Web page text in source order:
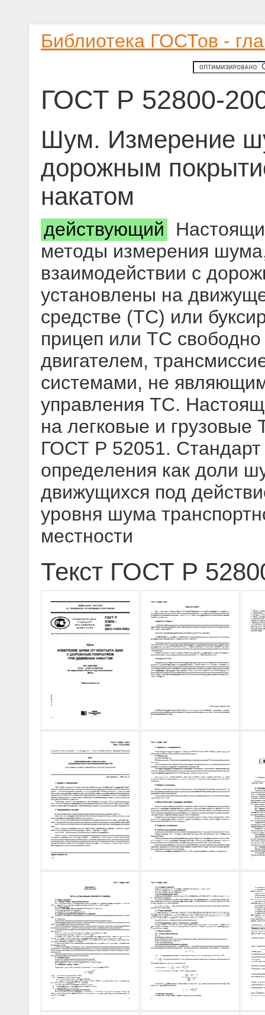
Библиотека ГОСТов -
ГОСТ Р 52800-
Шум. Измерение
дорожным
накатом
действующий
методы измерения
взаимодействии с
установлены на
средстве (ТС) или
прицеп или ТС
двигателем,
системами, не
управления ТС.
на легковые и
ГОСТ Р 52051.
определения как доли
движущихся под
уровня шума
местности
Текст ГОСТ Р